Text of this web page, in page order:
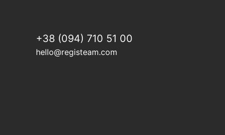
+38 (094) 710 51 00
hello@registeam.com